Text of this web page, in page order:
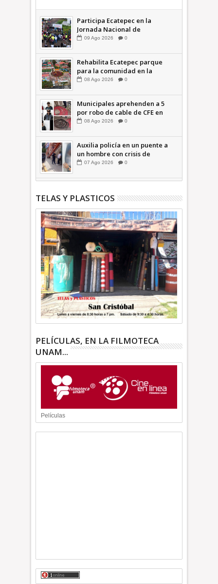
Participa Ecatepec en la
Jornada Nacional de
Reforestación; plantan 3 mil
09 Ago 2026 0
Rehabilita Ecatepec parque
para la comunidad en la
Petroquímica 1 +Video |
08 Ago 2026 0
Municipales aprehenden a 5
por robo de cable de CFE en
Jardines de Casa Nueva +Video
08 Ago 2026 0
Auxilia policía en un puente a
un hombre con crisis de
ansiedad en la Vía Morelos |
07 Ago 2026 0
TELAS Y PLASTICOS
PELÍCULAS, EN LA FILMOTECA
UNAM...
Películas